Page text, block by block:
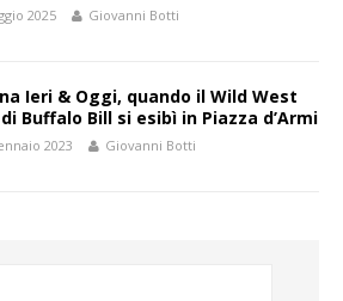
2025 Giovanni Botti
Ieri & Oggi, quando il Wild West
Buffalo Bill si esibì in Piazza d’Armi
2023 Giovanni Botti